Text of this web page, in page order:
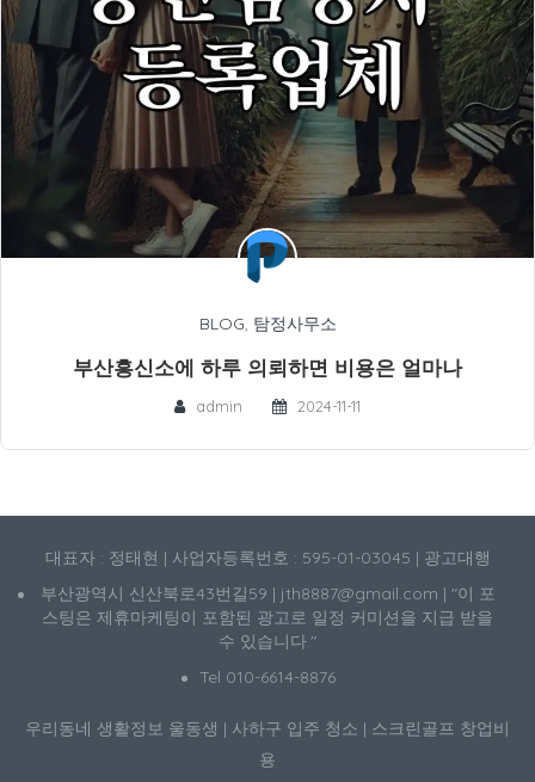
BLOG, 탐정사무소
부산흥신소에 하루 의뢰하면 비용은 얼마나
admin 2024-11-11
대표자 : 정태현 | 사업자등록번호 : 595-01-03045 | 광고대행
부산광역시 신산북로43번길59 | jth8887@gmail.com | "이 포
스팅은 제휴마케팅이 포함된 광고로 일정 커미션을 지급 받을
수 있습니다."
Tel 010-6614-8876
우리동네 생활정보 울동생 | 사하구 입주 청소 | 스크린골프 창업비
용